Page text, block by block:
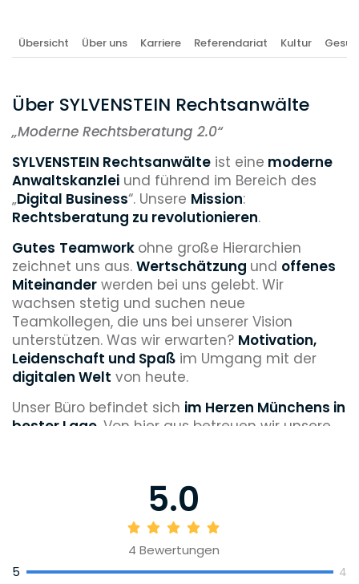
Übersicht Über uns Karriere Referendariat Kultur
Über SYLVENSTEIN Rechtsanwälte
„Moderne Rechtsberatung 2.0“
SYLVENSTEIN Rechtsanwälte ist eine moderne
Anwaltskanzlei und führend im Bereich des
„Digital Business“. Unsere Mission:
Rechtsberatung zu revolutionieren.
Gutes Teamwork ohne große Hierarchien
zeichnet uns aus. Wertschätzung und offenes
Miteinander werden bei uns gelebt. Wir
wachsen stetig und suchen neue
Teamkollegen, die uns bei unserer Vision
unterstützen. Was wir erwarten? Motivation,
Leidenschaft und Spaß im Umgang mit der
digitalen Welt von heute.
Unser Büro befindet sich im Herzen Münchens in
bester Lage . Von hier aus betreuen wir unsere
Wenn du gemeinsam mit uns durchstarten
möchtest, dann werde jetzt Teil unseres Teams!
5.0
4 Bewertungen
5
4